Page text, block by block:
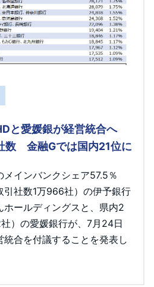
と愛媛銀が経営統合へ
数 金融Gでは国内21位に
インバンクシェア57.5％
引社数1万966社）の伊予銀行
ホールディングスと、県内2
）の愛媛銀行が、7月24日
合を付議することを発表し